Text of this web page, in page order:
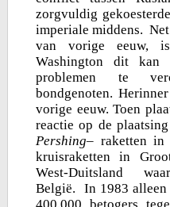
zorgvuldig
imperiale middens.
van vorige eeuw,
Washington dit kan
problemen te
bondgenoten.
vorige eeuw. Toen
reactie op de
Pershing– raketten in
kruisraketten in
West-Duitsland
België. In 1983 alleen